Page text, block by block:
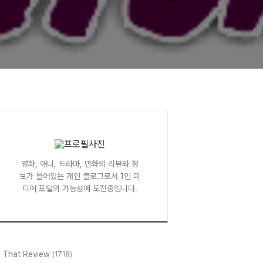
영화, 애니, 드라마, 만화의 리뷰와 정
보가 들어있는 개인 블로그로서 1인 미
디어 포털의 가능성에 도전중입니다.
That Review (1718)